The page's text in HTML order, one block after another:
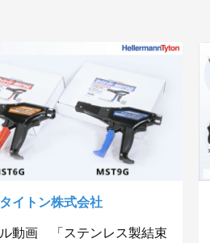
イトン株式会社
動画 「ステンレス製結束